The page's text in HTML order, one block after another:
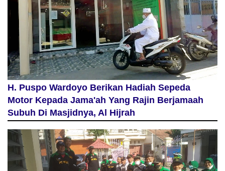
H. Puspo Wardoyo Berikan Hadiah Sepeda
Motor Kepada Jama'ah Yang Rajin Berjamaah
Subuh Di Masjidnya, Al Hijrah